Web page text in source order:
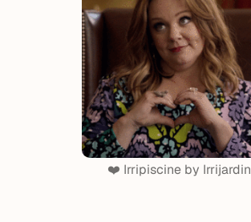
❤️ Irripiscine by Irrijardin